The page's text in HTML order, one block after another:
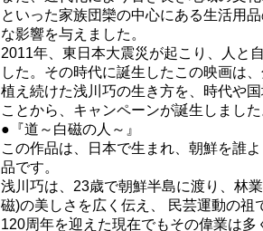
といった家族団欒の中心にある生活用
な影響を与えました。
2011年、東日本大震災が起こり、人と
した。その時代に誕生したこの映画は
植え続けた浅川巧の生き方を、時代や
ことから、キャンペーンが誕生しました
●『道～白磁の人～』
この作品は、日本で生まれ、朝鮮を誰
品です。
浅川巧は、23歳で朝鮮半島に渡り、林
磁)の美しさを広く伝え、 民芸運動の
120周年を迎えた現在でもその偉業は多